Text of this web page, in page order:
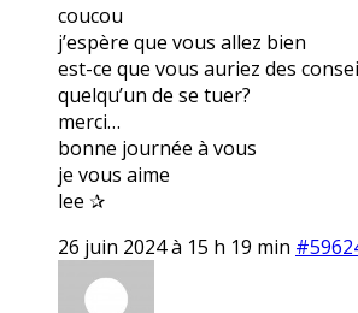
coucou
j’espère que vous allez bien
est-ce que vous auriez des
quelqu’un de se tuer?
merci…
bonne journée à vous
je vous aime
lee ✰
26 juin 2024 à 15 h 19 min